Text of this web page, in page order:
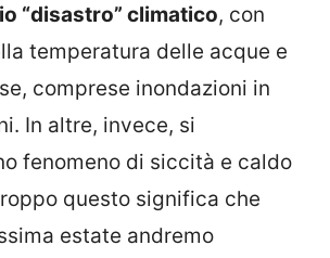
“disastro” climatico, con
temperatura delle acque e
comprese inondazioni in
In altre, invece, si
fenomeno di siccità e caldo
questo significa che
estate andremo